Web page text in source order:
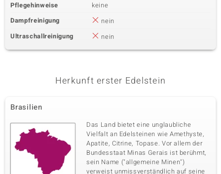
Pflegehinweise
keine
Dampfreinigung
nein
Ultraschallreinigung
nein
Herkunft erster Edelstein
Brasilien
Das Land bietet eine unglaubliche
Vielfalt an Edelsteinen wie Amethyste,
Apatite, Citrine, Topase. Vor allem der
Bundesstaat Minas Gerais ist berühmt,
sein Name ("allgemeine Minen")
verweist unmissverständlich auf seine